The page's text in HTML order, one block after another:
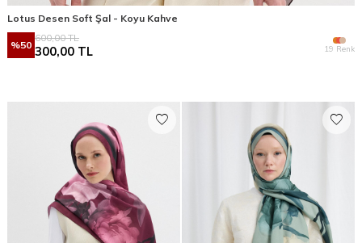
Lotus Desen Soft Şal - Koyu Kahve
%50
600,00TL
300,00 TL 19 Renk